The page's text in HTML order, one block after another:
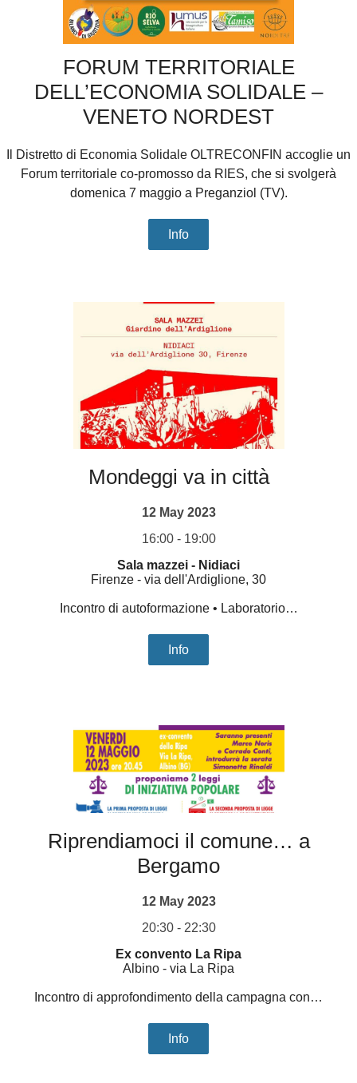
FORUM TERRITORIALE
DELL’ECONOMIA SOLIDALE –
VENETO NORDEST
Il Distretto di Economia Solidale OLTRECONFIN accoglie un
Forum territoriale co-promosso da RIES, che si svolgerà
domenica 7 maggio a Preganziol (TV).
Info
Mondeggi va in città
12 May 2023
16:00 - 19:00
Sala mazzei - Nidiaci
Firenze - via dell'Ardiglione, 30
Incontro di autoformazione • Laboratorio…
Info
Riprendiamoci il comune… a
Bergamo
12 May 2023
20:30 - 22:30
Ex convento La Ripa
Albino - via La Ripa
Incontro di approfondimento della campagna con…
Info